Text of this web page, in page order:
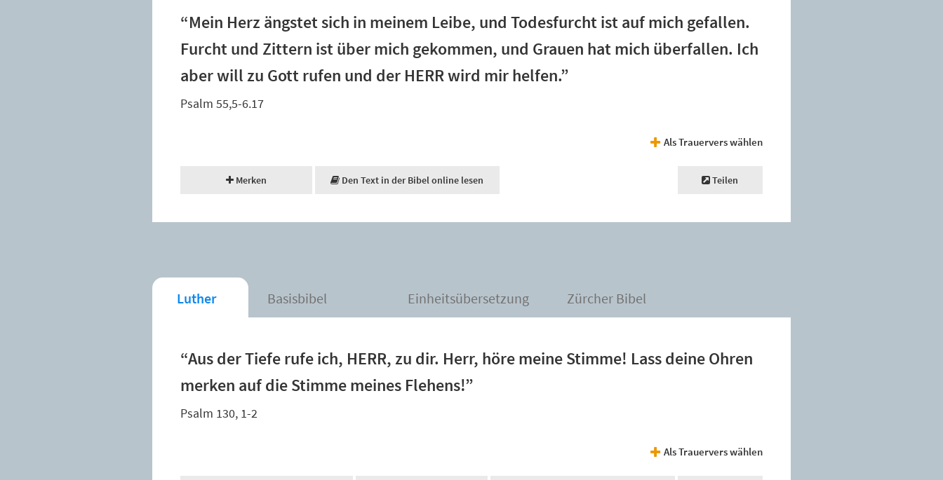
“Mein Herz ängstet sich in meinem Leibe, und Todesfurcht ist auf mich gefallen.
Furcht und Zittern ist über mich gekommen, und Grauen hat mich überfallen. Ich
aber will zu Gott rufen und der HERR wird mir helfen.”
Psalm 55,5-6.17
Als Trauervers wählen
Merken Den Text in der Bibel online lesen Teilen
Luther Basisbibel Einheitsübersetzung Zürcher Bibel
“Aus der Tiefe rufe ich, HERR, zu dir. Herr, höre meine Stimme! Lass deine Ohren
merken auf die Stimme meines Flehens!”
Psalm 130, 1-2
Als Trauervers wählen